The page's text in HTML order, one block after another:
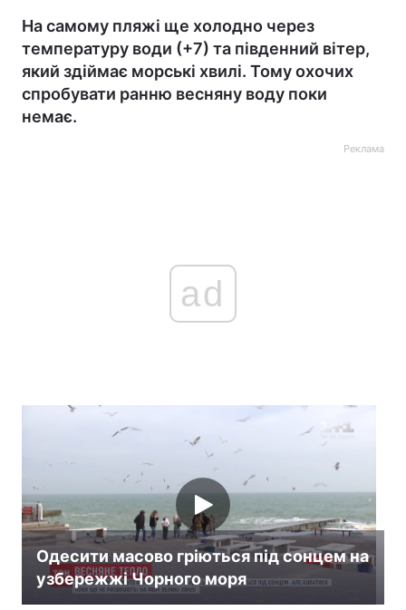
На самому пляжі ще холодно через
температуру води (+7) та південний вітер,
який здіймає морські хвилі. Тому охочих
спробувати ранню весняну воду поки
немає.
Реклама
ad
Одесити масово гріються під сонцем на
узбережжі Чорного моря